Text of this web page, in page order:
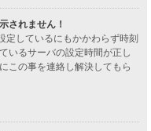
されません！
定しているにもかかわらず時刻
いるサーバの設定時間が正し
この事を連絡し解決してもら